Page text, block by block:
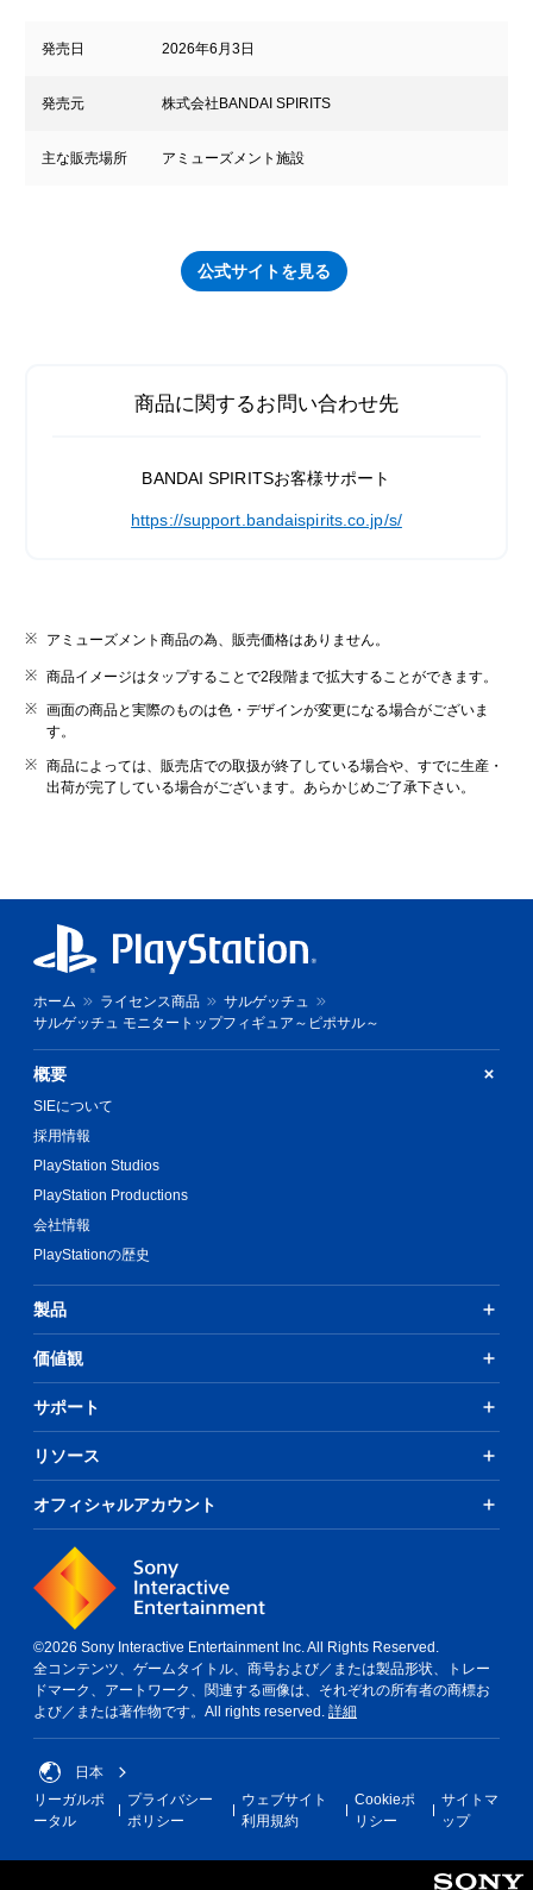
発売日 2026年6月3日
発売元 株式会社BANDAI SPIRITS
主な販売場所 アミューズメント施設
公式サイトを見る
商品に関するお問い合わせ先
BANDAI SPIRITSお客様サポート
https://support.bandaispirits.co.jp/s/
アミューズメント商品の為、販売価格はありません。
商品イメージはタップすることで2段階まで拡大することができます。
画面の商品と実際のものは色・デザインが変更になる場合がございま
す。
商品によっては、販売店での取扱が終了している場合や、すでに生産・
出荷が完了している場合がございます。あらかじめご了承下さい。
ホーム ライセンス商品
サルゲッチュ
サルゲッチュ モニタートップフィギュア～ピポサル～
概要
SIEについて
採用情報
PlayStation Studios
PlayStation Productions
会社情報
PlayStationの歴史
製品
価値観
サポート
リソース
オフィシャルアカウント
©2026 Sony Interactive Entertainment Inc. All Rights Reserved.
全コンテンツ、ゲームタイトル、商号および／または製品形状、トレー
ドマーク、アートワーク、関連する画像は、それぞれの所有者の商標お
よび／または著作物です。All rights reserved. 詳細
日本
リーガルポ
ータル
プライバシー
ポリシー
ウェブサイト
利用規約
Cookieポ
リシー
サイトマ
ップ